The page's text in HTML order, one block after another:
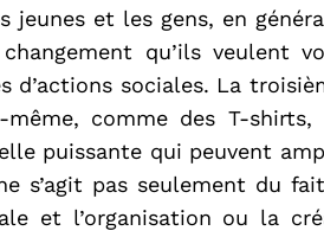
jeunes et les gens, en
qu’ils veulent
sociales. La
comme des T-
puissante qui peuvent
s’agit pas seulement du
et l’organisation ou la